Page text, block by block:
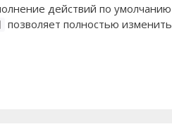
действий по
позволяет полностью